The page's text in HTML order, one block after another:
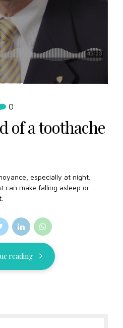
0
of a toothache
especially at night.
can make falling asleep or
reading